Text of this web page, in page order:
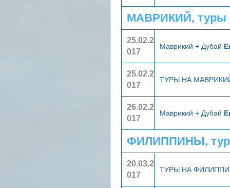
МАВРИКИЙ, туры
25.02.2
017
Маврикий + Дубай
25.02.2
017
ТУРЫ НА
26.02.2
017
Маврикий + Дубай
ФИЛИППИНЫ,
20.03.2
017
ТУРЫ НА